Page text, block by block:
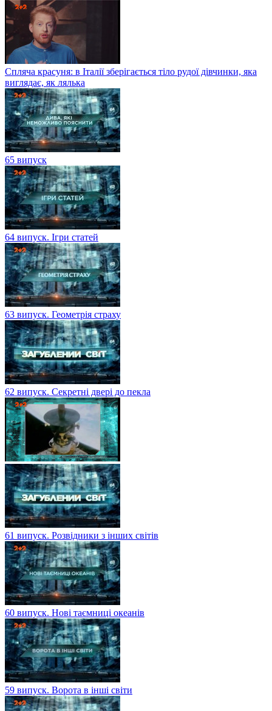
Спляча красуня: в Італії зберігається тіло рудої дівчинки, яка
виглядає, як лялька
65 випуск
64 випуск. Ігри статей
63 випуск. Геометрія страху
62 випуск. Секретні двері до пекла
61 випуск. Розвідники з інших світів
60 випуск. Нові таємниці океанів
59 випуск. Ворота в інші світи